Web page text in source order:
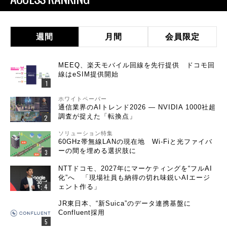
週間 月間 会員限定
MEEQ、楽天モバイル回線を先行提供 ドコモ回
線はeSIM提供開始
ホワイトペーパー
通信業界のAIトレンド2026 ― NVIDIA 1000社超
調査が捉えた「転換点」
ソリューション特集
60GHz帯無線LANの現在地 Wi-Fiと光ファイバ
ーの間を埋める選択肢に
NTTドコモ、2027年にマーケティングを“フルAI
化”へ 「現場社員も納得の切れ味鋭いAIエージ
ェント作る」
JR東日本、“新Suica”のデータ連携基盤に
Confluent採用